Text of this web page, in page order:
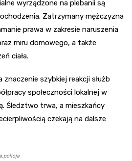
wyrządzone na plebanii są
Zatrzymany mężczyzna
prawa w zakresie naruszenia
miru domowego, a także
ciała.
szybkiej reakcji służb
społeczności lokalnej w
Śledztwo trwa, a mieszkańcy
czekają na dalsze